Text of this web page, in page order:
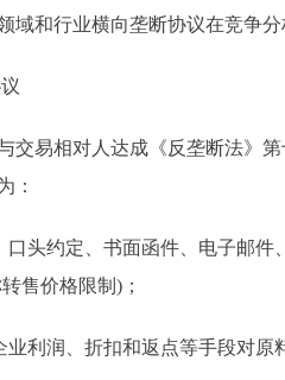
和行业横向垄断协议在竞争分
易相对人达成《反垄断法》第
：
约定、书面函件、电子邮件
售价格限制)；
润、折扣和返点等手段对原